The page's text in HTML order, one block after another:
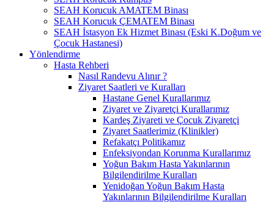
SEAH Korucuk AMATEM Binası
SEAH Korucuk ÇEMATEM Binası
SEAH İstasyon Ek Hizmet Binası (Eski K.Doğum ve
Çocuk Hastanesi)
Yönlendirme
Hasta Rehberi
Nasıl Randevu Alınır ?
Ziyaret Saatleri ve Kuralları
Hastane Genel Kurallarımız
Ziyaret ve Ziyaretçi Kurallarımız
Kardeş Ziyareti ve Çocuk Ziyaretçi
Ziyaret Saatlerimiz (Klinikler)
Refakatçı Politikamız
Enfeksiyondan Korunma Kurallarımız
Yoğun Bakım Hasta Yakınlarının
Bilgilendirilme Kuralları
Yenidoğan Yoğun Bakım Hasta
Yakınlarının Bilgilendirilme Kuralları